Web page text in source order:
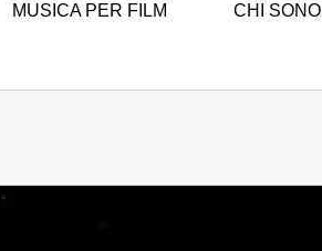
MUSICA PER FILM CHI SONO